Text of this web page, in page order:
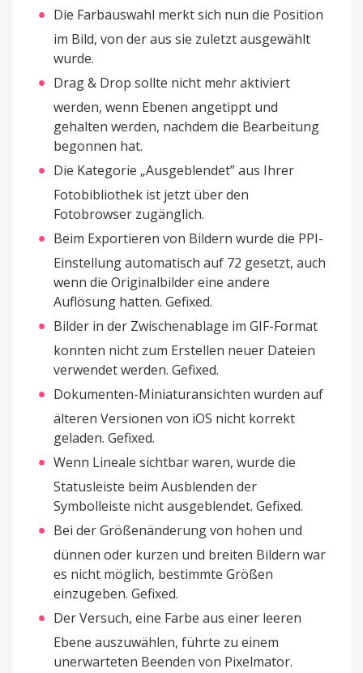
Die Farbauswahl merkt sich nun die Position
im Bild, von der aus sie zuletzt ausgewählt
wurde.
Drag & Drop sollte nicht mehr aktiviert
werden, wenn Ebenen angetippt und
gehalten werden, nachdem die Bearbeitung
begonnen hat.
Die Kategorie „Ausgeblendet” aus Ihrer
Fotobibliothek ist jetzt über den
Fotobrowser zugänglich.
Beim Exportieren von Bildern wurde die PPI-
Einstellung automatisch auf 72 gesetzt, auch
wenn die Originalbilder eine andere
Auflösung hatten. Gefixed.
Bilder in der Zwischenablage im GIF-Format
konnten nicht zum Erstellen neuer Dateien
verwendet werden. Gefixed.
Dokumenten-Miniaturansichten wurden auf
älteren Versionen von iOS nicht korrekt
geladen. Gefixed.
Wenn Lineale sichtbar waren, wurde die
Statusleiste beim Ausblenden der
Symbolleiste nicht ausgeblendet. Gefixed.
Bei der Größenänderung von hohen und
dünnen oder kurzen und breiten Bildern war
es nicht möglich, bestimmte Größen
einzugeben. Gefixed.
Der Versuch, eine Farbe aus einer leeren
Ebene auszuwählen, führte zu einem
unerwarteten Beenden von Pixelmator.